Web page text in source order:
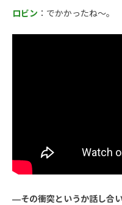
ロビン ：でかかったね〜。
―その衝突というか話し合